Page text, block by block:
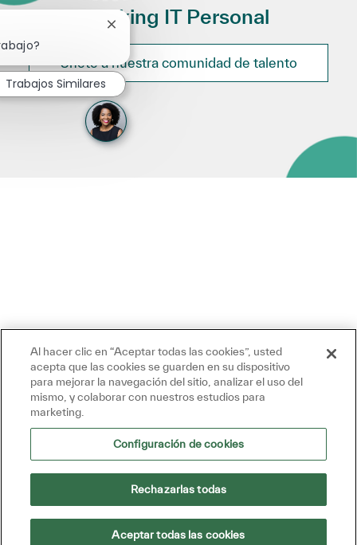
Making IT Personal
Únete a nuestra comunidad de talento
Cerrar notificación de chatbot
Trabajos Similares
Al hacer clic en “Aceptar todas las cookies”, usted
acepta que las cookies se guarden en su dispositivo
para mejorar la navegación del sitio, analizar el uso del
mismo, y colaborar con nuestros estudios para
marketing.
Configuración de cookies
Rechazarlas todas
Aceptar todas las cookies